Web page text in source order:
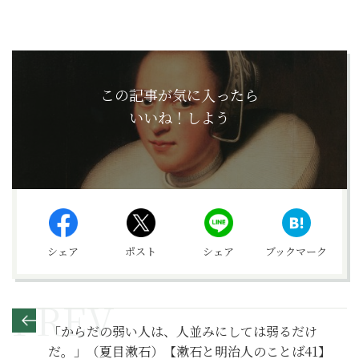
この記事が気に入ったら
いいね！しよう
シェア ポスト シェア ブックマーク
「からだの弱い人は、人並みにしては弱るだけ
だ。」（夏目漱石）【漱石と明治人のことば41】